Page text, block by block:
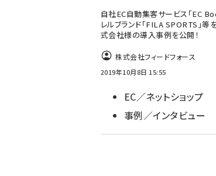
自社EC自動集客サービス「EC
レルブランド「FILA SPORTS」
式会社様の導入事例を公開！
株式会社フィードフォース
2019年10月8日 15:55
EC／ネットショップ
事例／インタビュー